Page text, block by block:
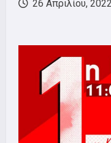
26 Απριλίου, 2022